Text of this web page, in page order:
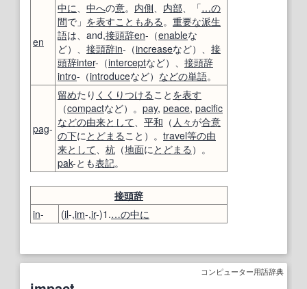
en
中に、 中への意。 内側、 内部、「…の
間で」 を表すこともある。 重要な派生
語は、and,接頭辞en-（enableな
ど）、 接頭辞in-（increaseなど）、 接
頭辞inter-（interceptなど）、 接頭辞
intro-（introduceなど） などの単語。
pag-
留めたり くくりつけること を表す
（compactなど）。 pay, peace, pacific
などの由来として、 平和 （ 人々が合意
の下にとどまること）。 travel等の由
来として、 杭 （地面にとどまる ）。
pak-とも表記。
接頭辞
in- (il-,im-,ir-)1.…の中に
コンピューター用語辞典